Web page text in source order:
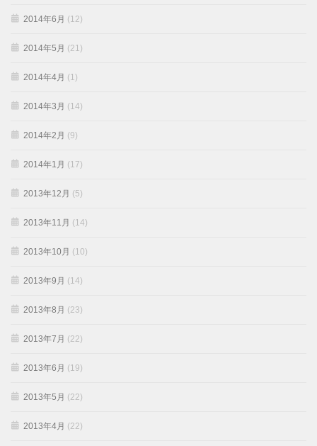
2014年6月 (12)
2014年5月 (21)
2014年4月 (1)
2014年3月 (14)
2014年2月 (9)
2014年1月 (17)
2013年12月 (5)
2013年11月 (14)
2013年10月 (10)
2013年9月 (14)
2013年8月 (23)
2013年7月 (22)
2013年6月 (19)
2013年5月 (22)
2013年4月 (22)